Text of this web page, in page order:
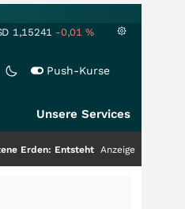
1,15241 -0,01 %
Push-Kurse
Unsere Services
Entsteht hier die nächste
Anzeige